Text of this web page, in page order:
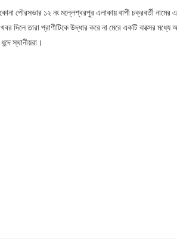
পৌরসভার ১২ নং মল্লেশ্বরপুর এলাকায় বাপী চক্রবর্তী নামের
দিলে তারা প্রাণীটিকে উদ্ধার করে না মেরে একটি বাক্সের
স্থানীয়রা।